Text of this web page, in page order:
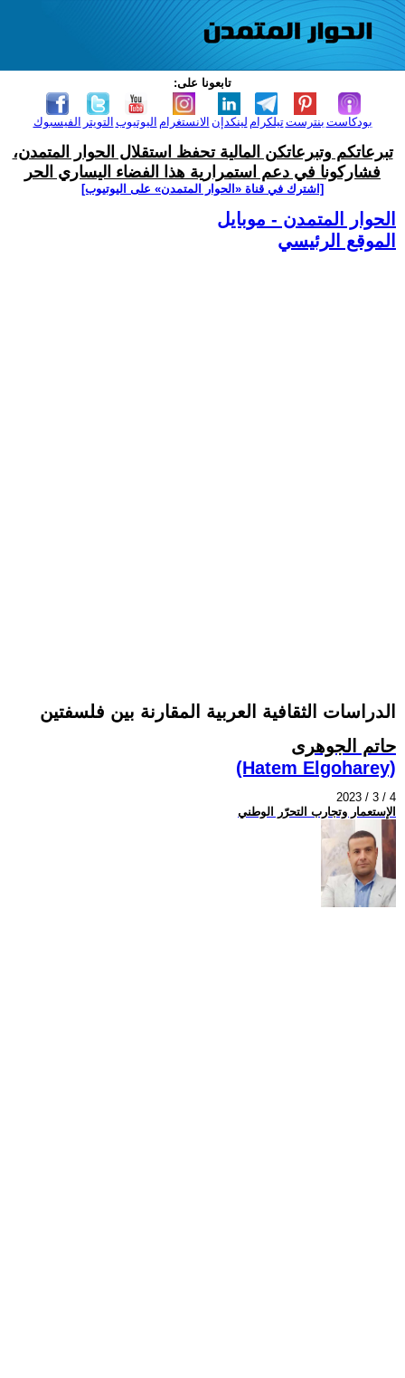
تابعونا على:
الفيسبوك التويتر اليوتيوب الانستغرام لينكدإن تيلكرامبنترست بودكاست
تبرعاتكم وتبرعاتكن المالية تحفظ استقلال الحوار المتمدن،
فشاركونا في دعم استمرارية هذا الفضاء اليساري الحر
[اشترك في قناة ‫«الحوار المتمدن» على اليوتيوب]
الحوار المتمدن - موبايل
الموقع الرئيسي
الدراسات الثقافية العربية المقارنة بين فلسفتين
حاتم الجوهرى
(Hatem Elgoharey)
2023 / 3 / 4
الإستعمار وتجارب التحرّر الوطني